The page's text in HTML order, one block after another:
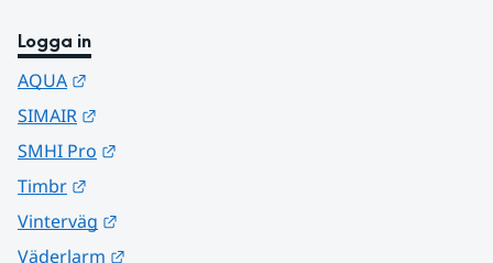
Logga in
AQUA
SIMAIR
SMHI Pro
Timbr
Vinterväg
Väderlarm